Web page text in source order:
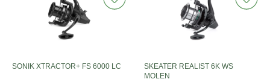
SONIK XTRACTOR+ FS 6000 LC
SKEATER REALIST 6K WS
MOLEN